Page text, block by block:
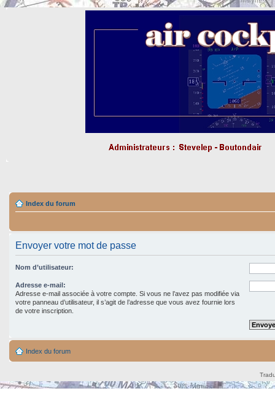
Index du forum
Envoyer votre mot de passe
Nom d’utilisateur:
Adresse e-mail:
Adresse e-mail associée à votre compte. Si vous ne l’avez pas modifiée via
votre panneau d’utilisateur, il s’agit de l’adresse que vous avez fournie lors
de votre inscription.
Index du forum